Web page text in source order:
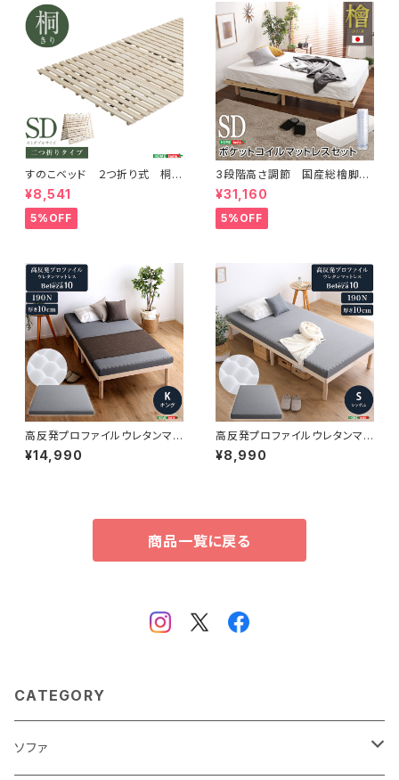
すのこベッド ２つ折り式 桐仕
様(セミダブル)【Coh-ソーン-】
KIR-2-SD
¥8,541
5%OFF
3段階高さ調節 国産総檜脚付
きすのこベッド 【Pierna-ピエル
ナ-】(ポケットコイルロールマッ
トレス付き) セミダブル
¥31,160
5%OFF
高反発プロファイルウレタンマッ
トレス【Beleza10-ベレーザ・テ
ン-】(キング) ORM-10K
¥14,990
高反発プロファイルウレタンマッ
トレス【Beleza10-ベレーザ・テ
ン-】(シングル) ORM-10S
¥8,990
商品一覧に戻る
CATEGORY
ソファ